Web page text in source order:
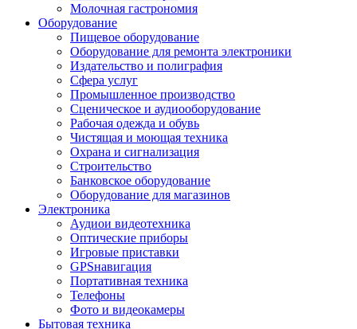
Молочная гастрономия
Оборудование
Пищевое оборудование
Оборудование для ремонта электроники
Издательство и полиграфия
Сфера услуг
Промышленное производство
Сценическое и аудиооборудование
Рабочая одежда и обувь
Чистящая и моющая техника
Охрана и сигнализация
Строительство
Банковское оборудование
Оборудование для магазинов
Электроника
Аудиои видеотехника
Оптические приборы
Игровые приставки
GPSнавигация
Портативная техника
Телефоны
Фото и видеокамеры
Бытовая техника